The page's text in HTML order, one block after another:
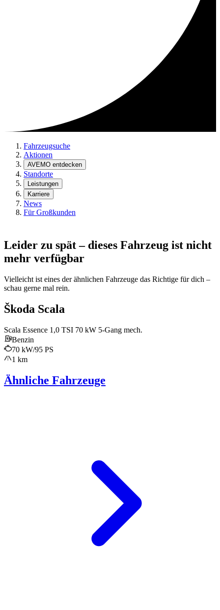
Fahrzeugsuche
Aktionen
AVEMO entdecken
Standorte
Leistungen
Karriere
News
Für Großkunden
Leider zu spät – dieses Fahrzeug ist nicht
mehr verfügbar
Vielleicht ist eines der ähnlichen Fahrzeuge das Richtige für dich –
schau gerne mal rein.
Škoda Scala
Scala Essence 1,0 TSI 70 kW 5-Gang mech.
Benzin
70 kW/95 PS
1 km
Ähnliche Fahrzeuge